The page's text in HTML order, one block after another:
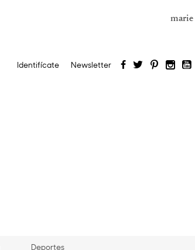
Identifícate Newsletter
Deportes